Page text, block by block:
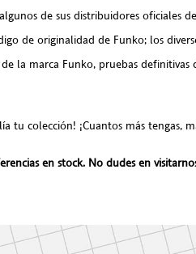
de sus distribuidores oficiales
de originalidad de Funko; los
la marca Funko, pruebas
tu colección! ¡Cuantos más tengas,
en stock. No dudes en